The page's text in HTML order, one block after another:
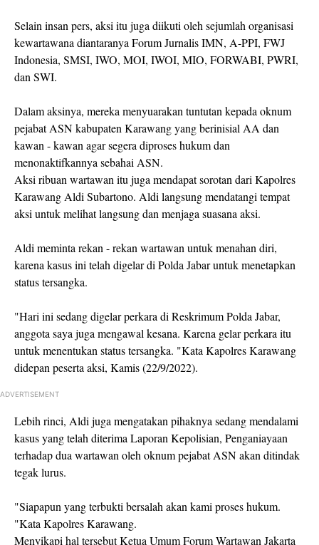
Selain insan pers, aksi itu juga diikuti oleh sejumlah organisasi
kewartawana diantaranya Forum Jurnalis IMN, A-PPI, FWJ
Indonesia, SMSI, IWO, MOI, IWOI, MIO, FORWABI, PWRI,
dan SWI.
Dalam aksinya, mereka menyuarakan tuntutan kepada oknum
pejabat ASN kabupaten Karawang yang berinisial AA dan
kawan - kawan agar segera diproses hukum dan
menonaktifkannya sebahai ASN.
Aksi ribuan wartawan itu juga mendapat sorotan dari Kapolres
Karawang Aldi Subartono. Aldi langsung mendatangi tempat
aksi untuk melihat langsung dan menjaga suasana aksi.
Aldi meminta rekan - rekan wartawan untuk menahan diri,
karena kasus ini telah digelar di Polda Jabar untuk menetapkan
status tersangka.
"Hari ini sedang digelar perkara di Reskrimum Polda Jabar,
anggota saya juga mengawal kesana. Karena gelar perkara itu
untuk menentukan status tersangka. "Kata Kapolres Karawang
didepan peserta aksi, Kamis (22/9/2022).
ADVERTISEMENT
Lebih rinci, Aldi juga mengatakan pihaknya sedang mendalami
kasus yang telah diterima Laporan Kepolisian, Penganiayaan
terhadap dua wartawan oleh oknum pejabat ASN akan ditindak
tegak lurus.
"Siapapun yang terbukti bersalah akan kami proses hukum.
"Kata Kapolres Karawang.
Menyikapi hal tersebut Ketua Umum Forum Wartawan Jakarta